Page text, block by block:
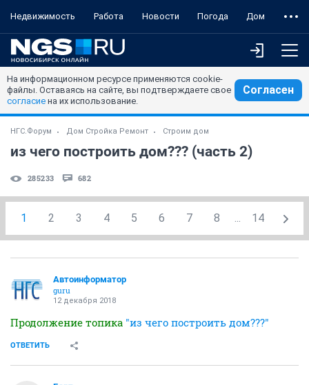
Недвижимость Работа Новости Погода Дом
На информационном ресурсе применяются cookie-
файлы. Оставаясь на сайте, вы подтверждаете свое
согласие на их использование.
Согласен
НГС.Форум Дом Стройка Ремонт Строим дом
из чего построить дом??? (часть 2)
285233 682
1 2 3 4 5 6 7 8 ... 14
Автоинформатор
guru
12 декабря 2018
Продолжение топика "из чего построить дом???"
ОТВЕТИТЬ